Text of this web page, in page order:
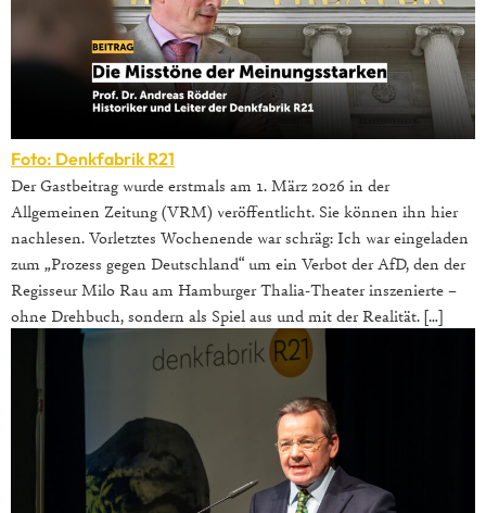
Foto: Denkfabrik R21
Der Gastbeitrag wurde erstmals am 1. März 2026 in der
Allgemeinen Zeitung (VRM) veröffentlicht. Sie können ihn hier
nachlesen. Vorletztes Wochenende war schräg: Ich war eingeladen
zum „Prozess gegen Deutschland“ um ein Verbot der AfD, den der
Regisseur Milo Rau am Hamburger Thalia-Theater inszenierte –
ohne Drehbuch, sondern als Spiel aus und mit der Realität. […]